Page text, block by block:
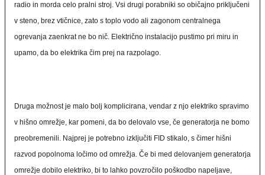
radio in morda celo pralni stroj. Vsi drugi porabniki so običajno priključeni
v steno, brez vtičnice, zato s toplo vodo ali zagonom centralnega
ogrevanja zaenkrat ne bo nič. Električno instalacijo pustimo pri miru in
upamo, da bo elektrika čim prej na razpolago.
Druga možnost je malo bolj komplicirana, vendar z njo elektriko spravimo
v hišno omrežje, kar pomeni, da bo delovalo vse, če generatorja ne bomo
preobremenili. Najprej je potrebno izključiti FID stikalo, s čimer hišni
razvod popolnoma ločimo od omrežja. Če bi med delovanjem generatorja
omrežje dobilo elektriko, bi to lahko povzročilo poškodbo napeljave,